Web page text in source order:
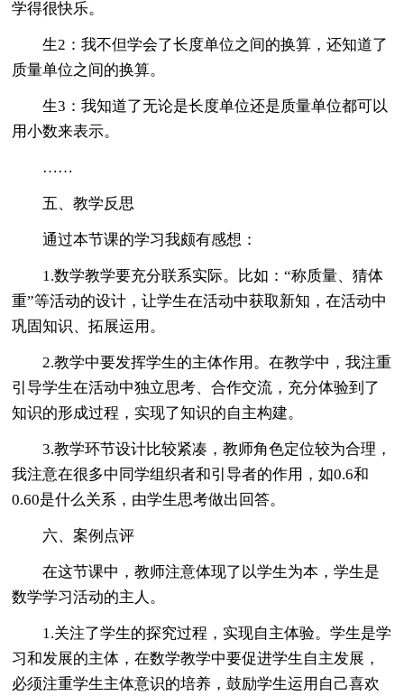
学得很快乐。
生2：我不但学会了长度单位之间的换算，还知道了
质量单位之间的换算。
生3：我知道了无论是长度单位还是质量单位都可以
用小数来表示。
……
五、教学反思
通过本节课的学习我颇有感想：
1.数学教学要充分联系实际。比如：“称质量、猜体
重”等活动的设计，让学生在活动中获取新知，在活动中
巩固知识、拓展运用。
2.教学中要发挥学生的主体作用。在教学中，我注重
引导学生在活动中独立思考、合作交流，充分体验到了
知识的形成过程，实现了知识的自主构建。
3.教学环节设计比较紧凑，教师角色定位较为合理，
我注意在很多中同学组织者和引导者的作用，如0.6和
0.60是什么关系，由学生思考做出回答。
六、案例点评
在这节课中，教师注意体现了以学生为本，学生是
数学学习活动的主人。
1.关注了学生的探究过程，实现自主体验。学生是学
习和发展的主体，在数学教学中要促进学生自主发展，
必须注重学生主体意识的培养，鼓励学生运用自己喜欢